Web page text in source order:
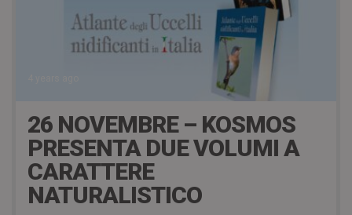
26 NOVEMBRE – KOSMOS
PRESENTA DUE VOLUMI A
CARATTERE
NATURALISTICO